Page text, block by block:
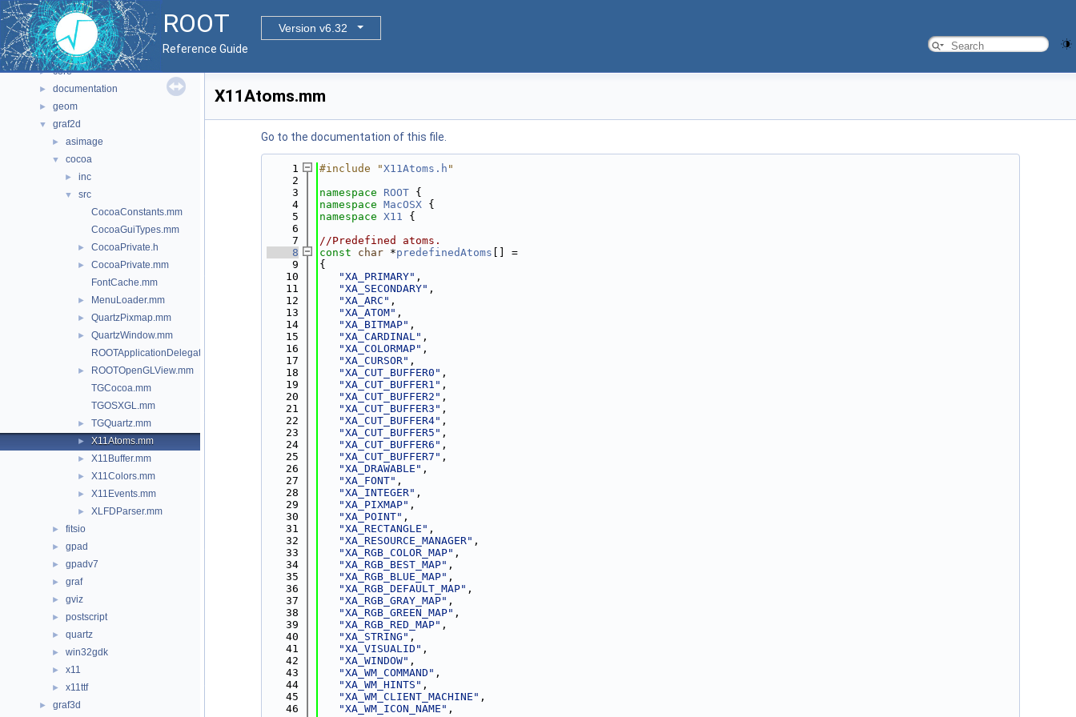
ROOT
Version v6.32
Reference Guide
▼ Files
▼ File List
► bindings
► core
► documentation
► geom
▼ graf2d
► asimage
▼ cocoa
► inc
▼
src
CocoaConstants.mm
CocoaGuiTypes.mm
► CocoaPrivate.h
►
CocoaPrivate.mm
FontCache.mm
► MenuLoader.mm
► QuartzPixmap.mm
►
QuartzWindow.mm
ROOTApplicationDelegate.mm
►
ROOTOpenGLView.mm
TGCocoa.mm
TGOSXGL.mm
► TGQuartz.mm
► X11Atoms.mm
► X11Buffer.mm
► X11Colors.mm
► X11Events.mm
► XLFDParser.mm
► fitsio
► gpad
► gpadv7
► graf
► gviz
► postscript
► quartz
► win32gdk
► x11
► x11ttf
► graf3d
X11Atoms.mm
Go to the documentation of this file.
    1
#include "X11Atoms.h "
    2
    3
namespace ROOT {
    4
namespace MacOSX {
    5
namespace X11 {
    6
    7
//Predefined atoms.
    8
const char *predefinedAtoms [] =
    9
{
   10
"XA_PRIMARY" ,
   11
"XA_SECONDARY" ,
   12
"XA_ARC" ,
   13
"XA_ATOM" ,
   14
"XA_BITMAP" ,
   15
"XA_CARDINAL" ,
   16
"XA_COLORMAP" ,
   17
"XA_CURSOR" ,
   18
"XA_CUT_BUFFER0" ,
   19
"XA_CUT_BUFFER1" ,
   20
"XA_CUT_BUFFER2" ,
   21
"XA_CUT_BUFFER3" ,
   22
"XA_CUT_BUFFER4" ,
   23
"XA_CUT_BUFFER5" ,
   24
"XA_CUT_BUFFER6" ,
   25
"XA_CUT_BUFFER7" ,
   26
"XA_DRAWABLE" ,
   27
"XA_FONT" ,
   28
"XA_INTEGER" ,
   29
"XA_PIXMAP" ,
   30
"XA_POINT" ,
   31
"XA_RECTANGLE" ,
   32
"XA_RESOURCE_MANAGER" ,
   33
"XA_RGB_COLOR_MAP" ,
   34
"XA_RGB_BEST_MAP" ,
   35
"XA_RGB_BLUE_MAP" ,
   36
"XA_RGB_DEFAULT_MAP" ,
   37
"XA_RGB_GRAY_MAP" ,
   38
"XA_RGB_GREEN_MAP" ,
   39
"XA_RGB_RED_MAP" ,
   40
"XA_STRING" ,
   41
"XA_VISUALID" ,
   42
"XA_WINDOW" ,
   43
"XA_WM_COMMAND" ,
   44
"XA_WM_HINTS" ,
   45
"XA_WM_CLIENT_MACHINE" ,
   46
"XA_WM_ICON_NAME" ,